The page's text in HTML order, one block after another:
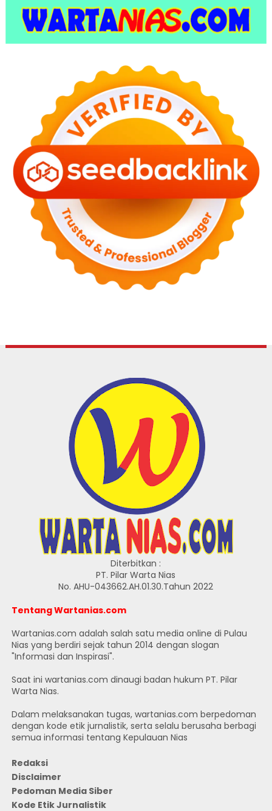
Diterbitkan :
PT. Pilar Warta Nias
No. AHU-043662.AH.01.30.Tahun 2022
Tentang Wartanias.com
Wartanias.com adalah salah satu media online di Pulau
Nias yang berdiri sejak tahun 2014 dengan slogan
"Informasi dan Inspirasi".
Saat ini wartanias.com dinaugi badan hukum PT. Pilar
Warta Nias.
Dalam melaksanakan tugas, wartanias.com berpedoman
dengan kode etik jurnalistik, serta selalu berusaha berbagi
semua informasi tentang Kepulauan Nias
Redaksi
Disclaimer
Pedoman Media Siber
Kode Etik Jurnalistik